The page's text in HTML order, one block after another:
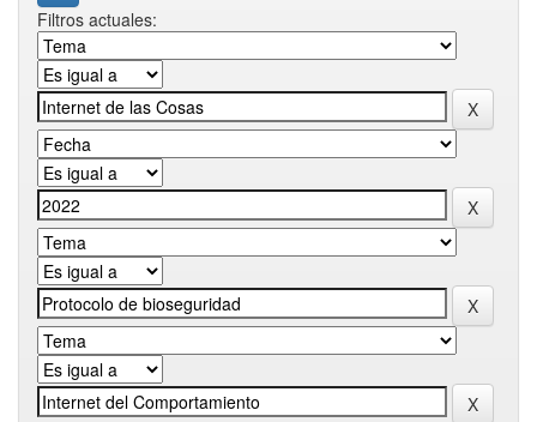
Filtros actuales: